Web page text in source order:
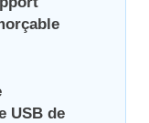
USB de